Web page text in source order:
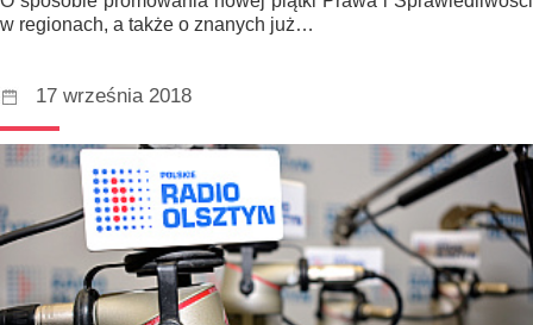
w regionach, a także o znanych już…
17 września 2018